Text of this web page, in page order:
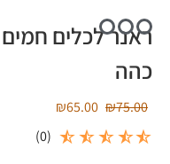
ראנר לכלים
כהה
₪75.00
₪65.00
(
0
)